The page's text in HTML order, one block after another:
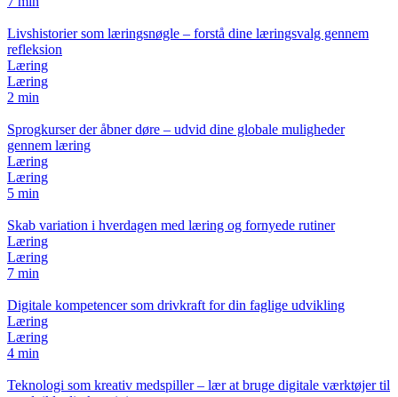
Livshistorier som læringsnøgle – forstå dine læringsvalg gennem
refleksion
Læring
Læring
2 min
Sprogkurser der åbner døre – udvid dine globale muligheder
gennem læring
Læring
Læring
5 min
Skab variation i hverdagen med læring og fornyede rutiner
Læring
Læring
7 min
Digitale kompetencer som drivkraft for din faglige udvikling
Læring
Læring
4 min
Teknologi som kreativ medspiller – lær at bruge digitale værktøjer til